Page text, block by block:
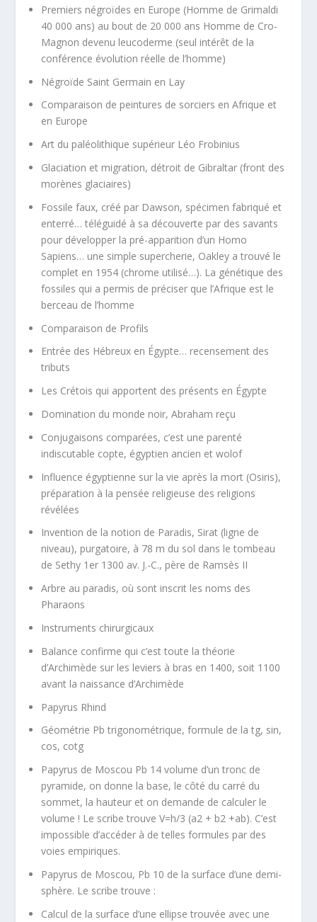
Premiers négroïdes en Europe (Homme de Grimaldi
40 000 ans) au bout de 20 000 ans Homme de Cro-
Magnon devenu leucoderme (seul intérêt de la
conférence évolution réelle de l’homme)
Négroïde Saint Germain en Lay
Comparaison de peintures de sorciers en Afrique et
en Europe
Art du paléolithique supérieur Léo Frobinius
Glaciation et migration, détroit de Gibraltar (front des
morènes glaciaires)
Fossile faux, créé par Dawson, spécimen fabriqué et
enterré… téléguidé à sa découverte par des savants
pour développer la pré-apparition d’un Homo
Sapiens… une simple supercherie, Oakley a trouvé le
complet en 1954 (chrome utilisé…). La génétique des
fossiles qui a permis de préciser que l’Afrique est le
berceau de l’homme
Comparaison de Profils
Entrée des Hébreux en Égypte… recensement des
tributs
Les Crétois qui apportent des présents en Égypte
Domination du monde noir, Abraham reçu
Conjugaisons comparées, c’est une parenté
indiscutable copte, égyptien ancien et wolof
Influence égyptienne sur la vie après la mort (Osiris),
préparation à la pensée religieuse des religions
révélées
Invention de la notion de Paradis, Sirat (ligne de
niveau), purgatoire, à 78 m du sol dans le tombeau
de Sethy 1 er 1300 av. J.-C., père de Ramsès II
Arbre au paradis, où sont inscrit les noms des
Pharaons
Instruments chirurgicaux
Balance confirme qui c’est toute la théorie
d’Archimède sur les leviers à bras en 1400, soit 1100
avant la naissance d’Archimède
Papyrus Rhind
Géométrie Pb trigonométrique, formule de la tg, sin,
cos, cotg
Papyrus de Moscou Pb 14 volume d’un tronc de
pyramide, on donne la base, le côté du carré du
sommet, la hauteur et on demande de calculer le
volume ! Le scribe trouve V=h/3 (a2 + b2 +ab). C’est
impossible d’accéder à de telles formules par des
voies empiriques.
Papyrus de Moscou, Pb 10 de la surface d’une demi-
sphère. Le scribe trouve :
Calcul de la surface d’une ellipse trouvée avec une